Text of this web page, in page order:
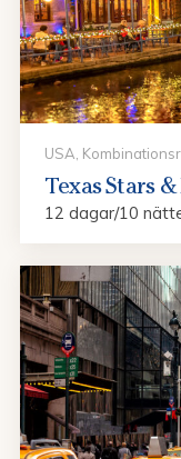
USA,
Texas Stars
12 dagar/10